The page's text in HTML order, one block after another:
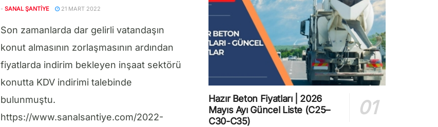
- SANAL ŞANTIYE 21 MART 2022
Son zamanlarda dar gelirli vatandaşın
konut almasının zorlaşmasının ardından
fiyatlarda indirim bekleyen inşaat sektörü
konutta KDV indirimi talebinde
bulunmuştu.
https://www.sanalsantiye.com/2022-
Hazır Beton Fiyatları | 2026
Mayıs Ayı Güncel Liste (C25–
C30-C35)